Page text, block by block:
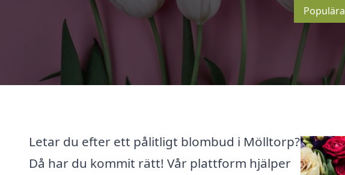
Letar du efter ett pålitligt blombud i Mölltorp?
Då har du kommit rätt! Vår plattform hjälper